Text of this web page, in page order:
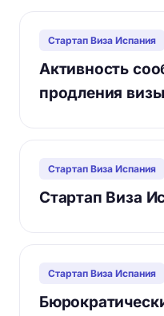
Стартап Виза Испания
Активность
продления визы
Стартап Виза Испания
Стартап Виза
Стартап Виза Испания